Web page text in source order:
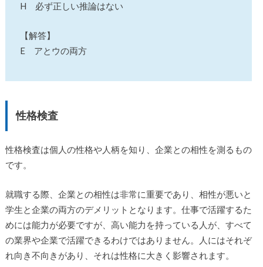
H 必ず正しい推論はない
【解答】
E アとウの両方
性格検査
性格検査は個人の性格や人柄を知り、企業との相性を測るもの
です。
就職する際、企業との相性は非常に重要であり、相性が悪いと
学生と企業の両方のデメリットとなります。仕事で活躍するた
めには能力が必要ですが、高い能力を持っている人が、すべて
の業界や企業で活躍できるわけではありません。人にはそれぞ
れ向き不向きがあり、それは性格に大きく影響されます。